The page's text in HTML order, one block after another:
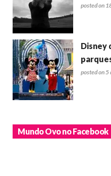
posted on
Disney
posted on
Mundo Ovo no Facebook